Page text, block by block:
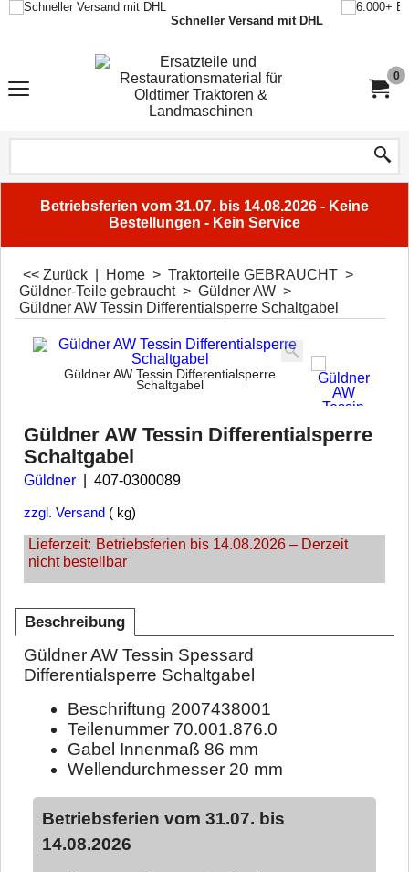
Schneller Versand mit DHL
0
Betriebsferien vom 31.07. bis 14.08.2026 - Keine
Bestellungen - Kein Service
<< Zurück Home > Traktorteile GEBRAUCHT >
Güldner-Teile gebraucht> Güldner AW >
Güldner AW Tessin Differentialsperre Schaltgabel
Güldner AW Tessin Differentialsperre
Schaltgabel
Güldner AW Tessin Differentialsperre
Schaltgabel
Güldner 407-0300089
zzgl. Versand kg
Lieferzeit: Betriebsferien bis 14.08.2026 – Derzeit
nicht bestellbar
Beschreibung
Güldner AW Tessin Spessard
Differentialsperre Schaltgabel
Beschriftung 2007438001
Teilenummer 70.001.876.0
Gabel Innenmaß 86 mm
Wellendurchmesser 20 mm
Betriebsferien vom 31.07. bis
14.08.2026